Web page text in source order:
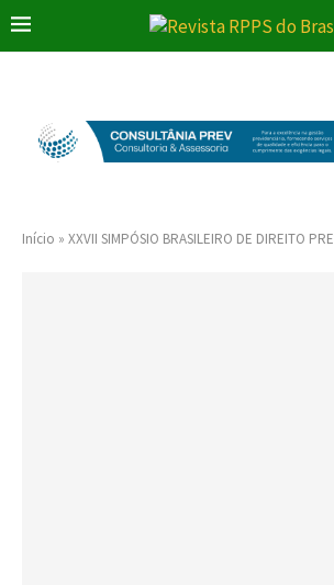
Início » XXVII SIMPÓSIO BRASILEIRO DE DIREITO